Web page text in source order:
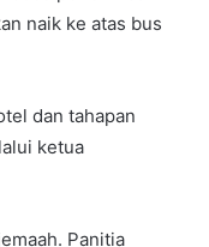
naik ke atas bus
dan tahapan
ketua
Panitia